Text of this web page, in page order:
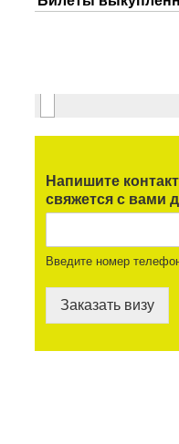
Напишите
свяжется с вами
Введите номер
Заказать визу